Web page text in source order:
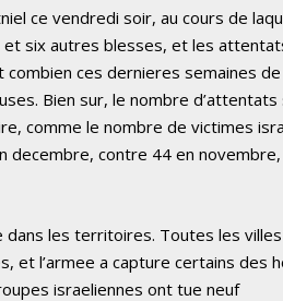
ce vendredi soir, au cours de
six autres blesses, et les
ces dernieres semaines
Bien sur, le nombre d’attentats
comme le nombre de victimes
decembre, contre 44 en novembre,
dans les territoires. Toutes les
et l’armee a capture certains des
israeliennes ont tue neuf